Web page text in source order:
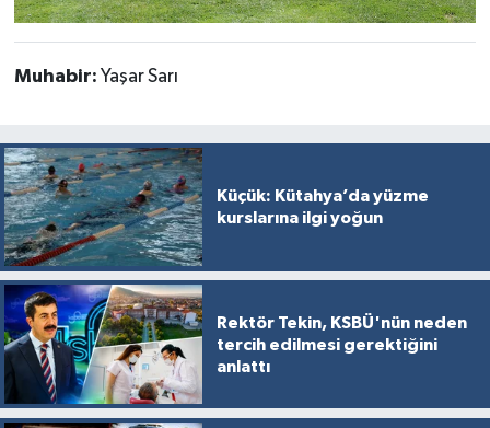
Muhabir: Yaşar Sarı
Küçük: Kütahya’da yüzme
kurslarına ilgi yoğun
Rektör Tekin, KSBÜ'nün neden
tercih edilmesi gerektiğini
anlattı